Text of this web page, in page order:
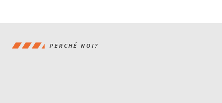
PERCHÉ NOI?